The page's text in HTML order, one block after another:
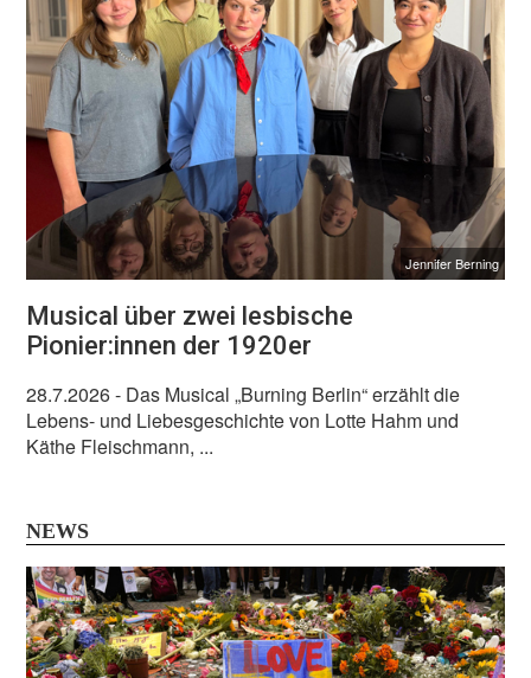
Jennifer Berning
Musical über zwei lesbische
Pionier:innen der 1920er
28.7.2026- Das Musical „Burning Berlin“ erzählt die
Lebens- und Liebesgeschichte von Lotte Hahm und
Käthe Fleischmann, ...
NEWS